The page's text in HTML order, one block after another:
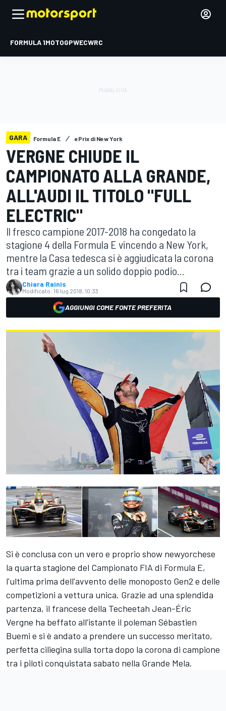
FORMULA 1MOTOGPWECWRC
GARA Formula E ePrix di New York
VERGNE CHIUDE IL
CAMPIONATO ALLA GRANDE,
ALL'AUDI IL TITOLO "FULL
ELECTRIC"
Il fresco campione 2017-2018 ha congedato la
stagione 4 della Formula E vincendo a New York,
mentre la Casa tedesca si è aggiudicata la corona
tra i team grazie a un solido doppio podio...
Chiara Rainis
Modificato: 16 lug 2018, 10:33
AGGIUNGI COME FONTE PREFERITA
Si è conclusa con un vero e proprio show newyorchese
la quarta stagione del Campionato FIA di Formula E,
l'ultima prima dell'avvento delle monoposto Gen2 e delle
competizioni a vettura unica. Grazie ad una splendida
partenza, il francese della Techeetah Jean-Éric
Vergne ha beffato all’istante il poleman Sébastien
Buemi e si è andato a prendere un successo meritato,
perfetta ciliegina sulla torta dopo la corona di campione
tra i piloti conquistata sabato nella Grande Mela.